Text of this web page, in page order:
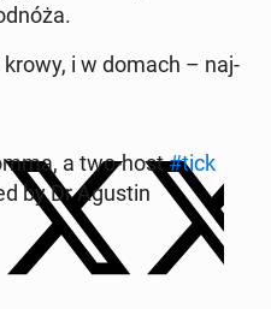
krowy, i w domach – naj­
a two-host#tick
by Dr Agustin